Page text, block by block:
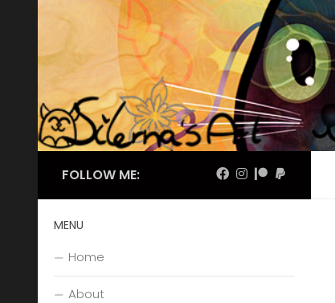
Skip to content
FOLLOW ME:
MENU
Home
About